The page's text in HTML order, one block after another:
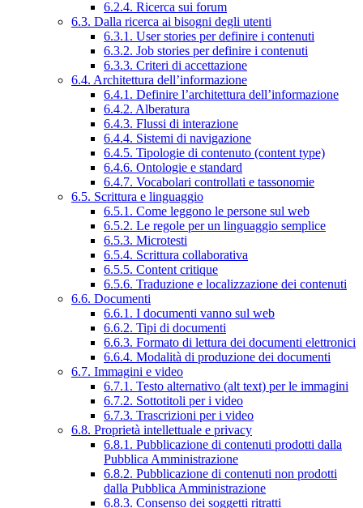
6.2.4. Ricerca sui forum
6.3. Dalla ricerca ai bisogni degli utenti
6.3.1. User stories per definire i contenuti
6.3.2. Job stories per definire i contenuti
6.3.3. Criteri di accettazione
6.4. Architettura dell’informazione
6.4.1. Definire l’architettura dell’informazione
6.4.2. Alberatura
6.4.3. Flussi di interazione
6.4.4. Sistemi di navigazione
6.4.5. Tipologie di contenuto (content type)
6.4.6. Ontologie e standard
6.4.7. Vocabolari controllati e tassonomie
6.5. Scrittura e linguaggio
6.5.1. Come leggono le persone sul web
6.5.2. Le regole per un linguaggio semplice
6.5.3. Microtesti
6.5.4. Scrittura collaborativa
6.5.5. Content critique
6.5.6. Traduzione e localizzazione dei contenuti
6.6. Documenti
6.6.1. I documenti vanno sul web
6.6.2. Tipi di documenti
6.6.3. Formato di lettura dei documenti elettronici
6.6.4. Modalità di produzione dei documenti
6.7. Immagini e video
6.7.1. Testo alternativo (alt text) per le immagini
6.7.2. Sottotitoli per i video
6.7.3. Trascrizioni per i video
6.8. Proprietà intellettuale e privacy
6.8.1. Pubblicazione di contenuti prodotti dalla
Pubblica Amministrazione
6.8.2. Pubblicazione di contenuti non prodotti
dalla Pubblica Amministrazione
6.8.3. Consenso dei soggetti ritratti